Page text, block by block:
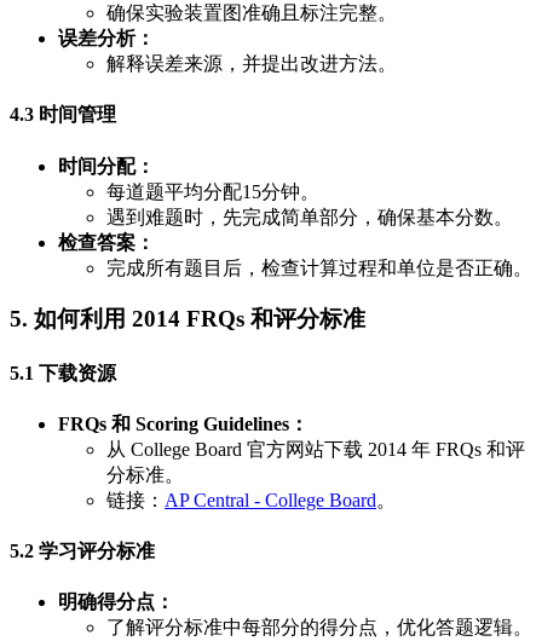
确保实验装置图准确且标注完整。
误差分析：
解释误差来源，并提出改进方法。
4.3 时间管理
时间分配：
每道题平均分配15分钟。
遇到难题时，先完成简单部分，确保基本分数。
检查答案：
完成所有题目后，检查计算过程和单位是否正确。
5. 如何利用 2014 FRQs 和评分标准
5.1 下载资源
FRQs 和 Scoring Guidelines：
从 College Board 官方网站下载 2014 年 FRQs 和评
分标准。
链接： AP Central - College Board。
5.2 学习评分标准
明确得分点：
了解评分标准中每部分的得分点，优化答题逻辑。